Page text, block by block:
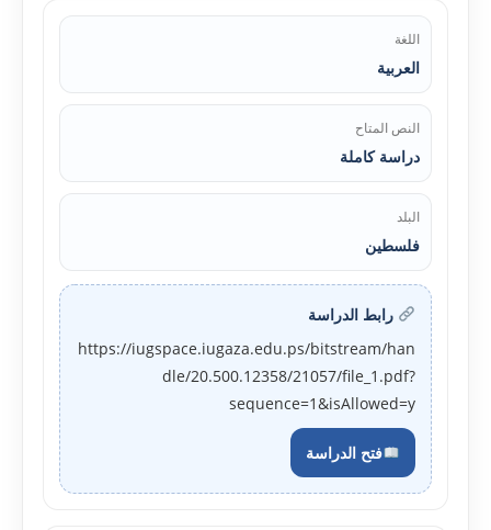
اللغة
العربية
النص المتاح
دراسة كاملة
البلد
فلسطين
رابط الدراسة
https://iugspace.iugaza.edu.ps/bitstream/han
dle/20.500.12358/21057/file_1.pdf?
sequence=1&isAllowed=y
فتح الدراسة